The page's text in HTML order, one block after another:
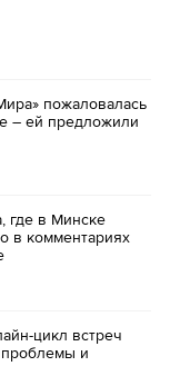
пожаловалась
– ей предложили
где в Минске
в комментариях
цикл встреч
и